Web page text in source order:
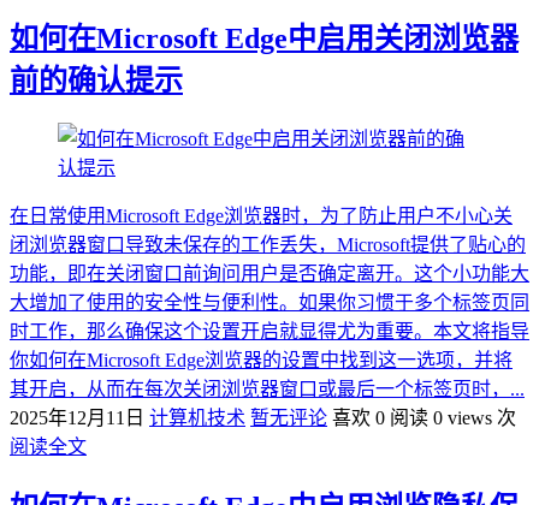
如何在Microsoft Edge中启用关闭浏览器
前的确认提示
在日常使用Microsoft Edge浏览器时，为了防止用户不小心关
闭浏览器窗口导致未保存的工作丢失，Microsoft提供了贴心的
功能，即在关闭窗口前询问用户是否确定离开。这个小功能大
大增加了使用的安全性与便利性。如果你习惯于多个标签页同
时工作，那么确保这个设置开启就显得尤为重要。本文将指导
你如何在Microsoft Edge浏览器的设置中找到这一选项，并将
其开启，从而在每次关闭浏览器窗口或最后一个标签页时，...
2025年12月11日 计算机技术 暂无评论 喜欢 0 阅读 0 views 次
阅读全文